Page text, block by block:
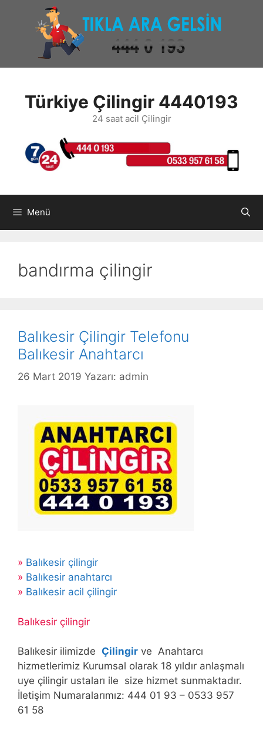
Türkiye Çilingir 4440193
24 saat acil Çilingir
Menü
bandırma çilingir
Balıkesir Çilingir Telefonu
Balıkesir Anahtarcı
26 Mart 2019 Yazarı: admin
» Balıkesir çilingir
» Balıkesir anahtarcı
» Balıkesir acil çilingir
Balıkesir çilingir
Balıkesir ilimizde Çilingir ve Anahtarcı
hizmetlerimiz Kurumsal olarak 18 yıldır anlaşmalı
uye çilingir ustaları ile size hizmet sunmaktadır.
İletişim Numaralarımız: 444 01 93 – 0533 957
61 58